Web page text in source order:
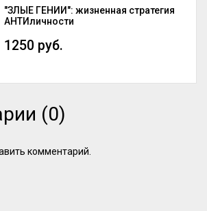
"ЗЛЫЕ ГЕНИИ": жизненная стратегия
АНТИличности
1250 руб.
(0)
комментарий.